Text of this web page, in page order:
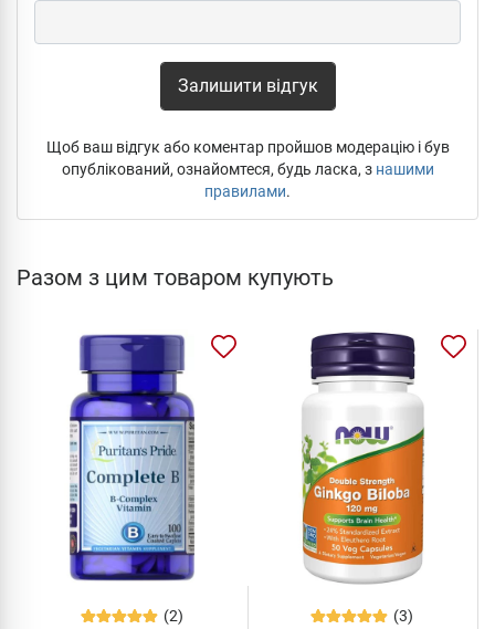
Залишити відгук
Щоб ваш відгук або коментар пройшов модерацію і був
опублікований, ознайомтеся, будь ласка, з нашими
правилами.
Разом з цим товаром купують
(2) (3)